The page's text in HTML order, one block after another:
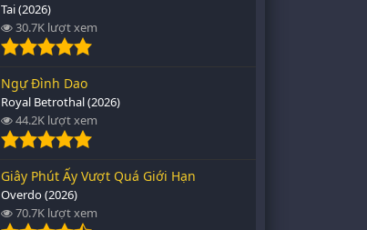
Tai (2026)
30.7K lượt xem
Ngự Đình Dao
Royal Betrothal (2026)
44.2K lượt xem
Giây Phút Ấy Vượt Quá Giới Hạn
Overdo (2026)
70.7K lượt xem